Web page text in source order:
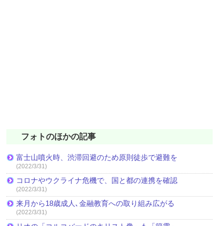
フォトのほかの記事
富士山噴火時、渋滞回避のため原則徒歩で避難を
(2022/3/31)
コロナやウクライナ危機で、国と都の連携を確認
(2022/3/31)
来月から18歳成人､金融教育への取り組み広がる
(2022/3/31)